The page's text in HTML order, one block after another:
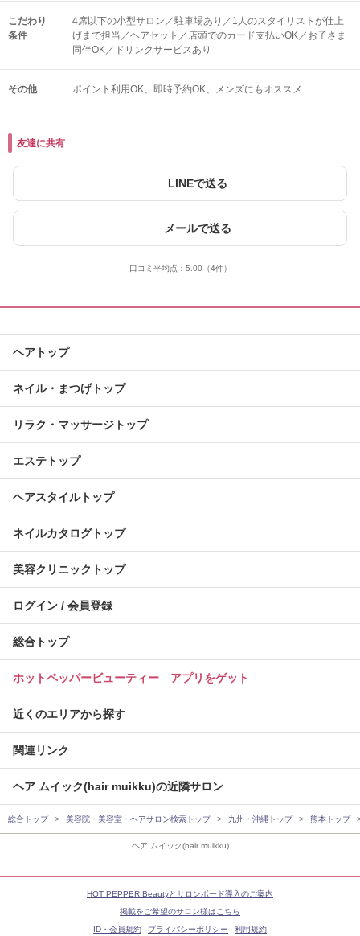
ヘア ムイック(hair muikku)
こだわり
条件
4席以下の小型サロン／駐車場あり／1人のスタイリストが仕上
げまで担当／ヘアセット／店頭でのカード支払いOK／お子さま
同伴OK／ドリンクサービスあり
その他 ポイント利用OK 即時予約OK メンズにもオススメ
友達に共有
LINEで送る
メールで送る
口コミ平均点： 5.00 （4件）
ヘアトップ
ネイル・まつげトップ
リラク・マッサージトップ
エステトップ
ヘアスタイルトップ
ネイルカタログトップ
美容クリニックトップ
ログイン / 会員登録
総合トップ
ホットペッパービューティー アプリをゲット
近くのエリアから探す
関連リンク
ヘア ムイック(hair muikku)の近隣サロン
総合トップ 美容院・美容室・ヘアサロン検索トップ 九州・沖縄トップ 熊本トップ
HOT PEPPER Beautyとサロンボード導入のご案内
掲載をご希望のサロン様はこちら
ID・会員規約
プライバシーポリシー 利用規約